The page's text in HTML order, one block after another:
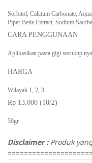
Sorbitol, Calcium Carbonate,
Piper Betle Extract, Sodium
CARA PENGGUNAAN
Aplikasikan pasta gigi secukup
HARGA
Wilayah 1, 2, 3
Rp 13.000 (10/2)
50gr
Disclaimer :Produk